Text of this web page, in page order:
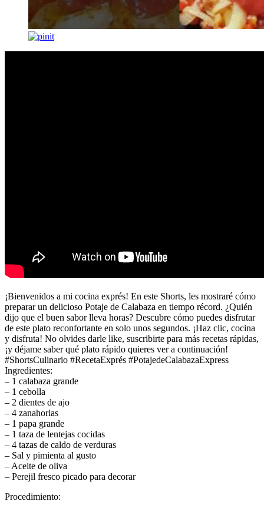
¡Bienvenidos a mi cocina exprés! En este Shorts, les mostraré cómo
preparar un delicioso Potaje de Calabaza en tiempo récord. ¿Quién
dijo que el buen sabor lleva horas? Descubre cómo puedes disfrutar
de este plato reconfortante en solo unos segundos. ¡Haz clic, cocina
y disfruta! No olvides darle like, suscribirte para más recetas rápidas,
¡y déjame saber qué plato rápido quieres ver a continuación!
#ShortsCulinario #RecetaExprés #PotajedeCalabazaExpress
Ingredientes:
– 1 calabaza grande
– 1 cebolla
– 2 dientes de ajo
– 4 zanahorias
– 1 papa grande
– 1 taza de lentejas cocidas
– 4 tazas de caldo de verduras
– Sal y pimienta al gusto
– Aceite de oliva
– Perejil fresco picado para decorar
Procedimiento: